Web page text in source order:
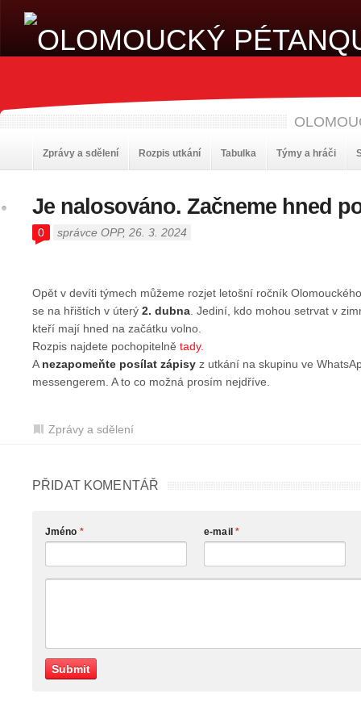
Zprávy a sdělení Rozpis utkání Tabulka Týmy a hráči
Je nalosováno. Začneme hned
0 správce OPP, 26. 3. 2024
Opět v devíti týmech můžeme rozjet letošní ročník
se na hřištích v úterý 2. dubna . Jediní, kdo mohou setrvat v
kteří mají hned na začátku volno.
Rozpis najdete pochopitelně tady.
A nezapomeňte posílat zápisy z utkání na skupinu ve
messengerem. A to co možná prosím nejdříve.
Zprávy a sdělení
PŘIDAT KOMENTÁŘ
Jméno * e-mail *